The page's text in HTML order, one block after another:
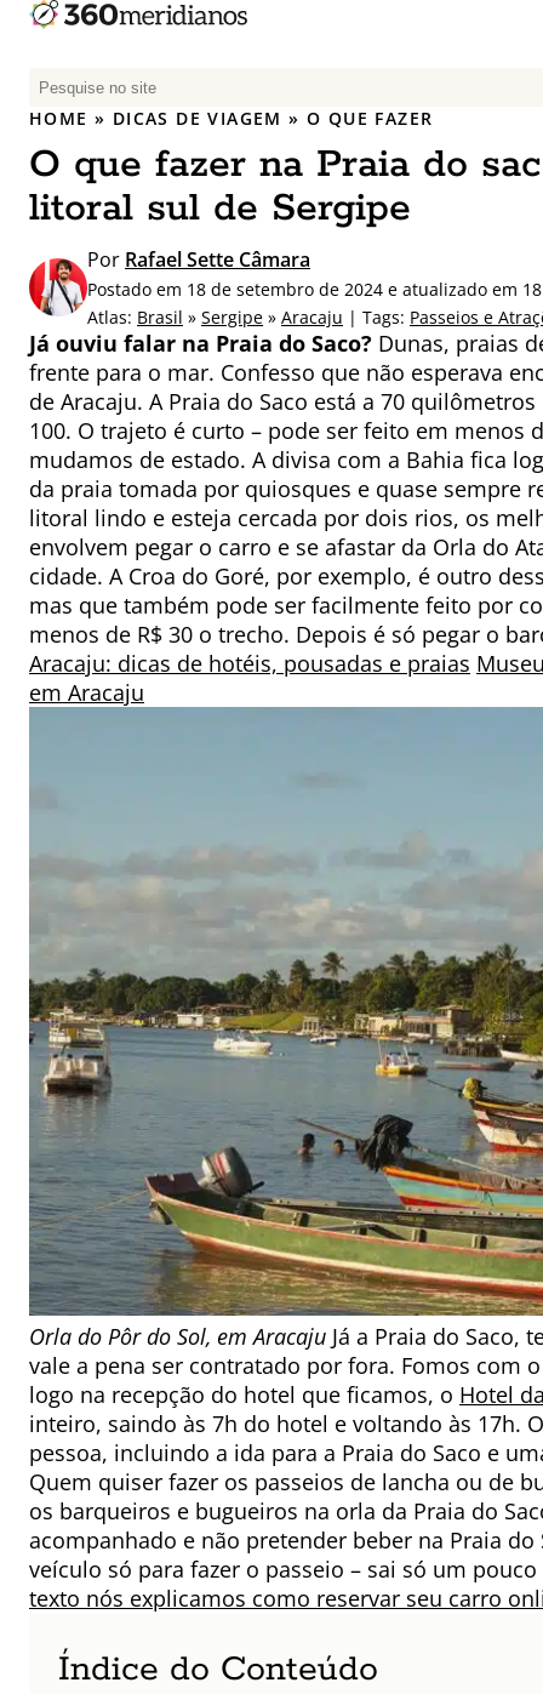
P
e
q
u
i
a
r
p
o
r
:
HOME » DICAS DE VIAGEM »O QUE FAZER
O que fazer na Praia do
litoral sul de Sergipe
Por Rafael Sette Câmara
Postado em 18 de setembro de 2024 e atualizado em
Atlas: Brasil » Sergipe » Aracaju | Tags: Passeios e
Já ouviu falar na Praia do Saco? Dunas, praias
frente para o mar. Confesso que não esperava
de Aracaju. A Praia do Saco está a 70
100. O trajeto é curto – pode ser feito em menos
mudamos de estado. A divisa com a Bahia fica
da praia tomada por quiosques e quase sempre
litoral lindo e esteja cercada por dois rios, os
envolvem pegar o carro e se afastar da Orla do
cidade. A Croa do Goré, por exemplo, é outro
mas que também pode ser facilmente feito por
menos de R$ 30 o trecho. Depois é só pegar o
Aracaju: dicas de hotéis, pousadas e praias
em Aracaju
Orla do Pôr do Sol, em Aracaju Já a Praia do Saco,
vale a pena ser contratado por fora. Fomos com
logo na recepção do hotel que ficamos, o Hotel
inteiro, saindo às 7h do hotel e voltando às 17h.
pessoa, incluindo a ida para a Praia do Saco e
Quem quiser fazer os passeios de lancha ou de
os barqueiros e bugueiros na orla da Praia do
acompanhado e não pretender beber na Praia
veículo só para fazer o passeio – sai só um
texto nós explicamos como reservar seu carro
Índice do Conteúdo